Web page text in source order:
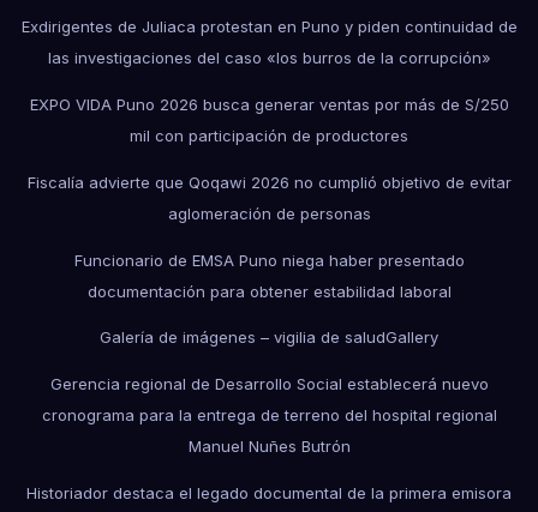
Exdirigentes de Juliaca protestan en Puno y piden continuidad de
las investigaciones del caso «los burros de la corrupción»
EXPO VIDA Puno 2026 busca generar ventas por más de S/250
mil con participación de productores
Fiscalía advierte que Qoqawi 2026 no cumplió objetivo de evitar
aglomeración de personas
Funcionario de EMSA Puno niega haber presentado
documentación para obtener estabilidad laboral
Galería de imágenes – vigilia de saludGallery
Gerencia regional de Desarrollo Social establecerá nuevo
cronograma para la entrega de terreno del hospital regional
Manuel Nuñes Butrón
Historiador destaca el legado documental de la primera emisora